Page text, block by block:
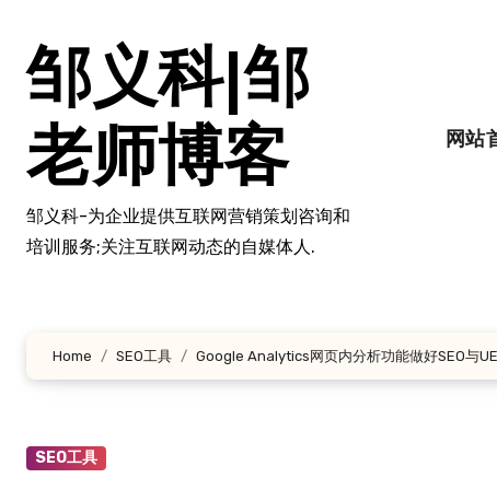
邹义科|邹
老师博客
邹义科-为企业提供互联网营销策划咨询和
培训服务;关注互联网动态的自媒体人.
网站
Home SEO工具 Google Analytics网页内分析功能做好SEO与
SEO工具